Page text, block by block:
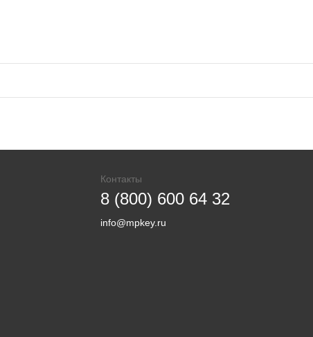
Контакты
8 (800) 600 64 32
info@mpkey.ru